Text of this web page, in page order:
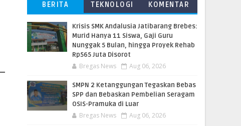
BERITA
TERBARU
TEKNOLOGI
KOMENTAR
Krisis SMK Andalusia Jatibarang Brebes:
Murid Hanya 11 Siswa, Gaji Guru
Nunggak 5 Bulan, hingga Proyek Rehab
Rp565 Juta Disorot
Bregas News Aug 06, 2026
SMPN 2 Ketanggungan Tegaskan Bebas
SPP dan Bebaskan Pembelian Seragam
OSIS-Pramuka di Luar
Bregas News Aug 06, 2026